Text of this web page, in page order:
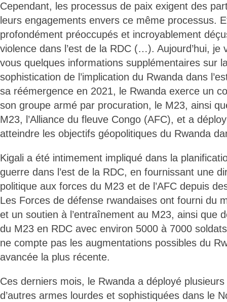
Cependant, les processus de paix exigent des
leurs engagements envers ce même processus.
profondément préoccupés et incroyablement
violence dans l’est de la RDC (…). Aujourd’hui, je
vous quelques informations supplémentaires sur
sophistication de l’implication du Rwanda dans
sa réémergence en 2021, le Rwanda exerce un
son groupe armé par procuration, le M23, ainsi
M23, l’Alliance du fleuve Congo (AFC), et a
atteindre les objectifs géopolitiques du Rwanda
Kigali a été intimement impliqué dans la
guerre dans l’est de la RDC, en fournissant une
politique aux forces du M23 et de l’AFC depuis
Les Forces de défense rwandaises ont fourni du
et un soutien à l’entraînement au M23, ainsi que
du M23 en RDC avec environ 5000 à 7000
ne compte pas les augmentations possibles du
avancée la plus récente.
Ces derniers mois, le Rwanda a déployé
d’autres armes lourdes et sophistiquées dans le